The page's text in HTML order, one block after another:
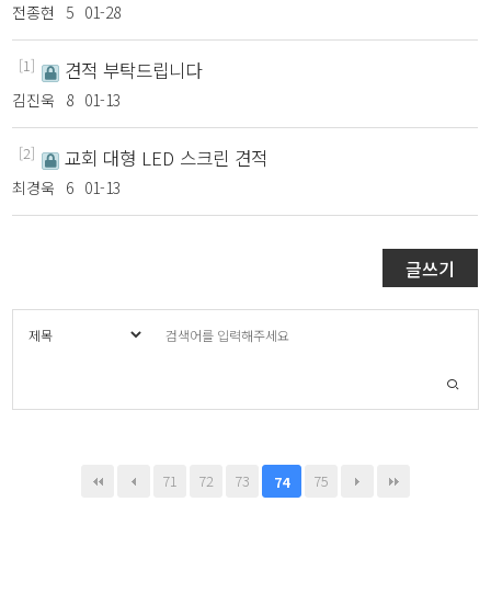
전종현 5 01-28
견적 부탁드립니다
[1]
김진욱 8 01-13
교회 대형 LED 스크린 견적
[2]
최경욱 6 01-13
글쓰기
71 72 73 74 75